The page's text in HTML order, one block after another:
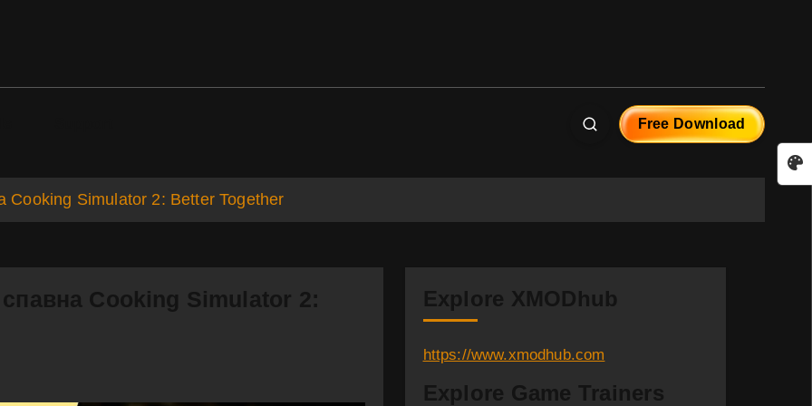
Free Download
Cooking Simulator 2: Better Together
Cooking Simulator 2:
Explore XMODhub
https://www.xmodhub.com
Explore Game Trainers